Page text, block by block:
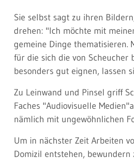
Sie selbst sagt zu ihren
drehen: "Ich möchte mit
gemeine Dinge thematisieren.
für die sich die von Scheucher
besonders gut eignen, lassen
Zu Leinwand und Pinsel griff
Faches "Audiovisuelle
nämlich mit ungewöhnlichen
Um in nächster Zeit Arbeiten
Domizil entstehen,